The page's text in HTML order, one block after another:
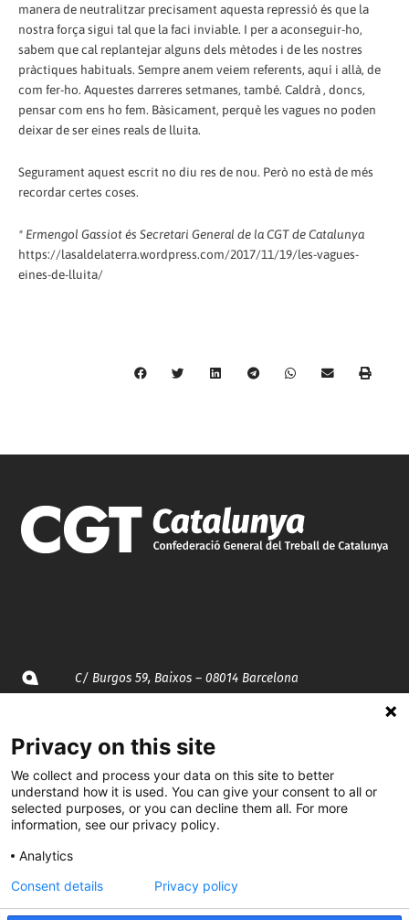
manera de neutralitzar precisament aquesta repressió és que la
nostra força sigui tal que la faci inviable. I per a aconseguir-ho,
sabem que cal replantejar alguns dels mètodes i de les nostres
pràctiques habituals. Sempre anem veiem referents, aquí i allà, de
com fer-ho. Aquestes darreres setmanes, també. Caldrà , doncs,
pensar com ens ho fem. Bàsicament, perquè les vagues no poden
deixar de ser eines reals de lluita.
Segurament aquest escrit no diu res de nou. Però no està de més
recordar certes coses.
* Ermengol Gassiot és Secretari General de la CGT de Catalunya
https://lasaldelaterra.wordpress.com/2017/11/19/les-vagues-
eines-de-lluita/
C/ Burgos 59, Baixos – 08014 Barcelona
935 120 481
@CGTCatalunya
cgtcatalunya
CGTCatalunya
Privacy on this site
We collect and process your data on this site to better
understand how it is used. You can give your consent to all or
selected purposes, or you can decline them all. For more
information, see our privacy policy.
Analytics
Consent details
Privacy policy